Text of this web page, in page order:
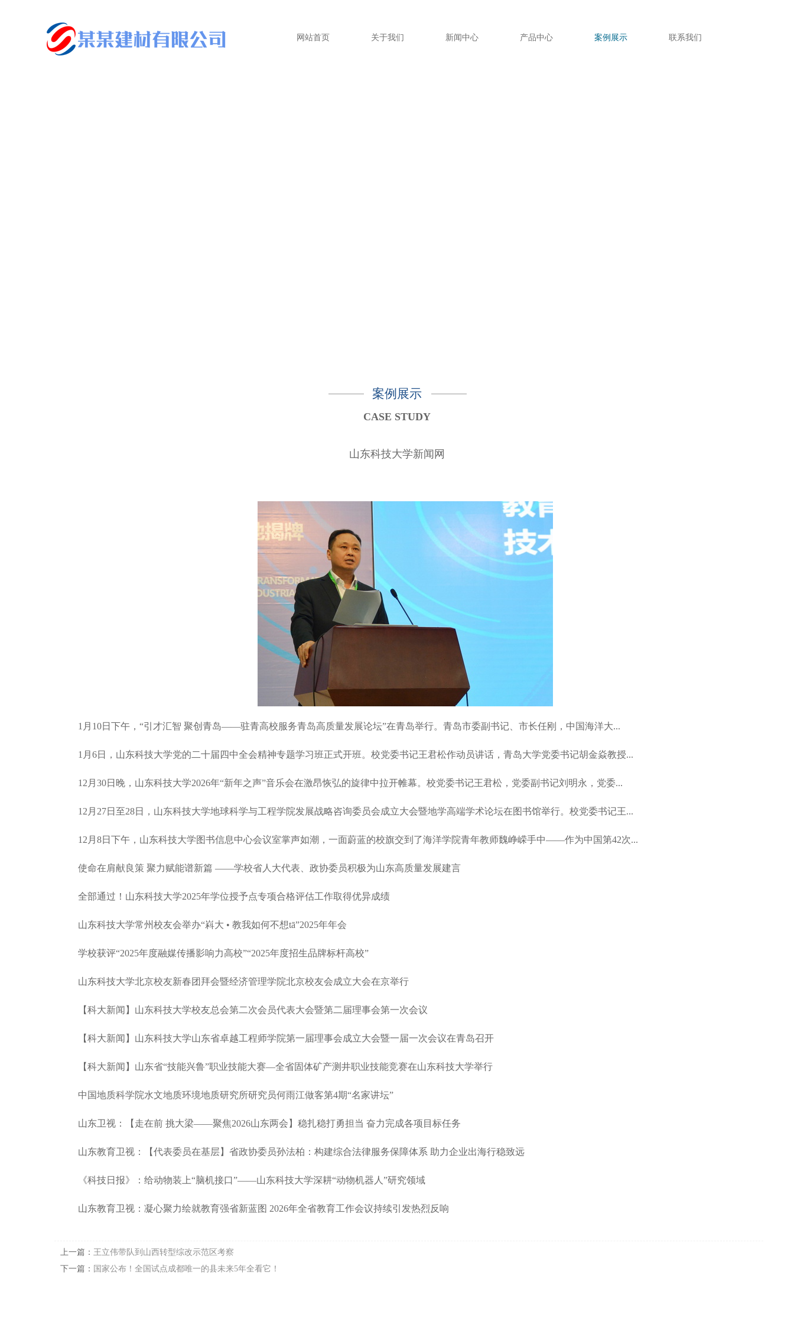
网站首页 关于我们 新闻中心 产品中心 案例展示 联系我们
案例展示
CASE STUDY
山东科技大学新闻网
1月10日下午，“引才汇智 聚创青岛——驻青高校服务青岛高质量发展论坛”在青岛举行。青岛市委副书记、市长任刚，中国海洋大...
1月6日，山东科技大学党的二十届四中全会精神专题学习班正式开班。校党委书记王君松作动员讲话，青岛大学党委书记胡金焱教授...
12月30日晚，山东科技大学2026年“新年之声”音乐会在激昂恢弘的旋律中拉开帷幕。校党委书记王君松，党委副书记刘明永，党委...
12月27日至28日，山东科技大学地球科学与工程学院发展战略咨询委员会成立大会暨地学高端学术论坛在图书馆举行。校党委书记王...
12月8日下午，山东科技大学图书信息中心会议室掌声如潮，一面蔚蓝的校旗交到了海洋学院青年教师魏峥嵘手中——作为中国第42次...
使命在肩献良策 聚力赋能谱新篇 ——学校省人大代表、政协委员积极为山东高质量发展建言
全部通过！山东科技大学2025年学位授予点专项合格评估工作取得优异成绩
山东科技大学常州校友会举办“嵙大 • 教我如何不想tā”2025年年会
学校获评“2025年度融媒传播影响力高校”“2025年度招生品牌标杆高校”
山东科技大学北京校友新春团拜会暨经济管理学院北京校友会成立大会在京举行
【科大新闻】山东科技大学校友总会第二次会员代表大会暨第二届理事会第一次会议
【科大新闻】山东科技大学山东省卓越工程师学院第一届理事会成立大会暨一届一次会议在青岛召开
【科大新闻】山东省“技能兴鲁”职业技能大赛—全省固体矿产测井职业技能竞赛在山东科技大学举行
中国地质科学院水文地质环境地质研究所研究员何雨江做客第4期“名家讲坛”
山东卫视：【走在前 挑大梁——聚焦2026山东两会】稳扎稳打勇担当 奋力完成各项目标任务
山东教育卫视：【代表委员在基层】省政协委员孙法柏：构建综合法律服务保障体系 助力企业出海行稳致远
《科技日报》：给动物装上“脑机接口”——山东科技大学深耕“动物机器人”研究领域
山东教育卫视：凝心聚力绘就教育强省新蓝图 2026年全省教育工作会议持续引发热烈反响
上一篇： 王立伟带队到山西转型综改示范区考察
下一篇： 国家公布！全国试点成都唯一的县未来5年全看它！